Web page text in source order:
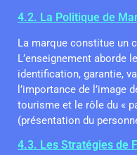
4.2. La Politique de
La marque constitue un
L’enseignement aborde
identification, garantie,
l’importance de l’image
tourisme et le rôle du «
(présentation du
4.3. Les Stratégies de